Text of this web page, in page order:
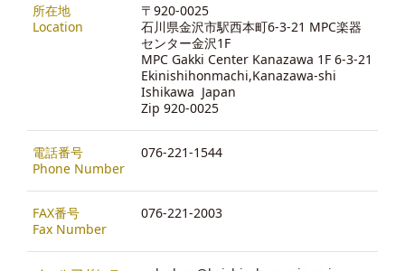
所在地
Location
〒920-0025
石川県金沢市駅西本町6-3-21 MPC楽器
センター金沢1F
MPC Gakki Center Kanazawa 1F 6-3-21
Ekinishihonmachi,Kanazawa-shi
Ishikawa Japan
Zip 920-0025
電話番号
Phone Number
076-221-1544
FAX番号
Fax Number
076-221-2003